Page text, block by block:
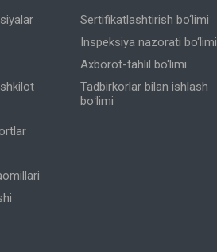
Sertifikatlashtirish bo‘limi
Inspeksiya nazorati bo‘limi
Axborot-tahlil bo‘limi
Tadbirkorlar bilan ishlash
boʻlimi